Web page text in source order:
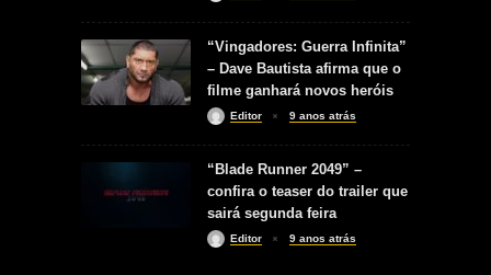
“Vingadores: Guerra Infinita”
– Dave Bautista afirma que o
filme ganhará novos heróis
Editor 9 anos atrás
“Blade Runner 2049” –
confira o teaser do trailer que
sairá segunda feira
Editor 9 anos atrás